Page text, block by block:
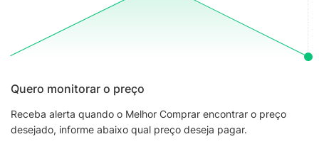
Quero monitorar o preço
Receba alerta quando o Melhor Comprar encontrar o preço
desejado, informe abaixo qual preço deseja pagar.